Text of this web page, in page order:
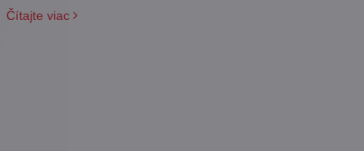
na fľašu.
Čítajte viac